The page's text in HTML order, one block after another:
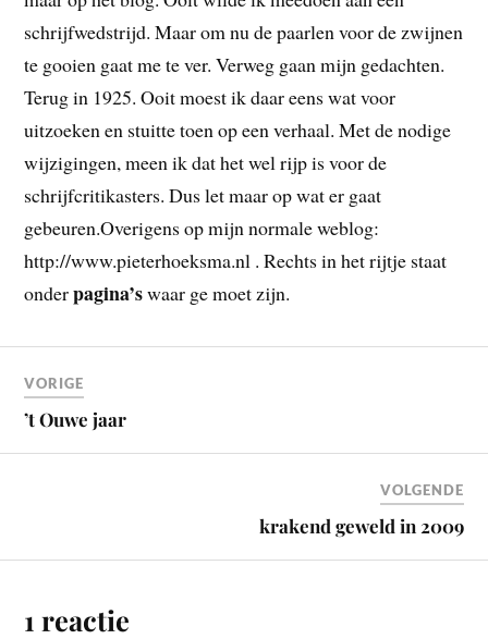
schrijfwedstrijd. Maar om nu de paarlen voor de zwijnen
te gooien gaat me te ver. Verweg gaan mijn gedachten.
Terug in 1925. Ooit moest ik daar eens wat voor
uitzoeken en stuitte toen op een verhaal. Met de nodige
wijzigingen, meen ik dat het wel rijp is voor de
schrijfcritikasters. Dus let maar op wat er gaat
gebeuren.Overigens op mijn normale weblog:
http://www.pieterhoeksma.nl . Rechts in het rijtje staat
onderpagina’swaar ge moet zijn.
VORIGE
’t Ouwe jaar
VOLGENDE
krakend geweld in 2009
1 reactie